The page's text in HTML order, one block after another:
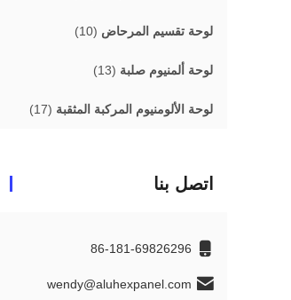
لوحة تقسيم المرحاض (10)
لوحة ألمنيوم صلبة (13)
لوحة الألومنيوم المركبة المثقبة (17)
اتصل بنا
86-181-69826296
wendy@aluhexpanel.com